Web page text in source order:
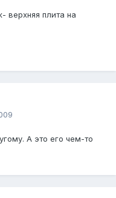
верхняя плита на
А это его чем-то